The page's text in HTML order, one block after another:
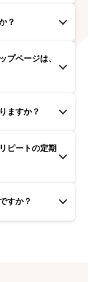
？
プページは、
ますか？
ピートの定期
すか？